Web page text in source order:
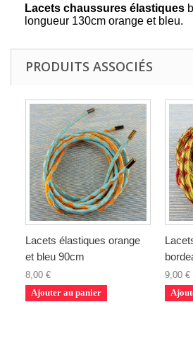
Lacets chaussures élastiques
longueur 130cm orange et bleu.
PRODUITS ASSOCIÉS
Lacets élastiques orange
et bleu 90cm
8,00 €
Ajouter au panier
9,00 €